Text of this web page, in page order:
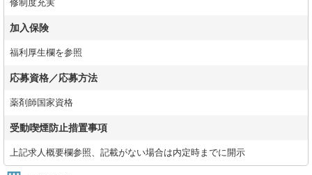
修制度充実
加入保険
福利厚生欄を参照
応募資格／応募方法
薬剤師国家資格
受動喫煙防止措置事項
上記求人概要欄参照、記載がない場合は内定時までに開示